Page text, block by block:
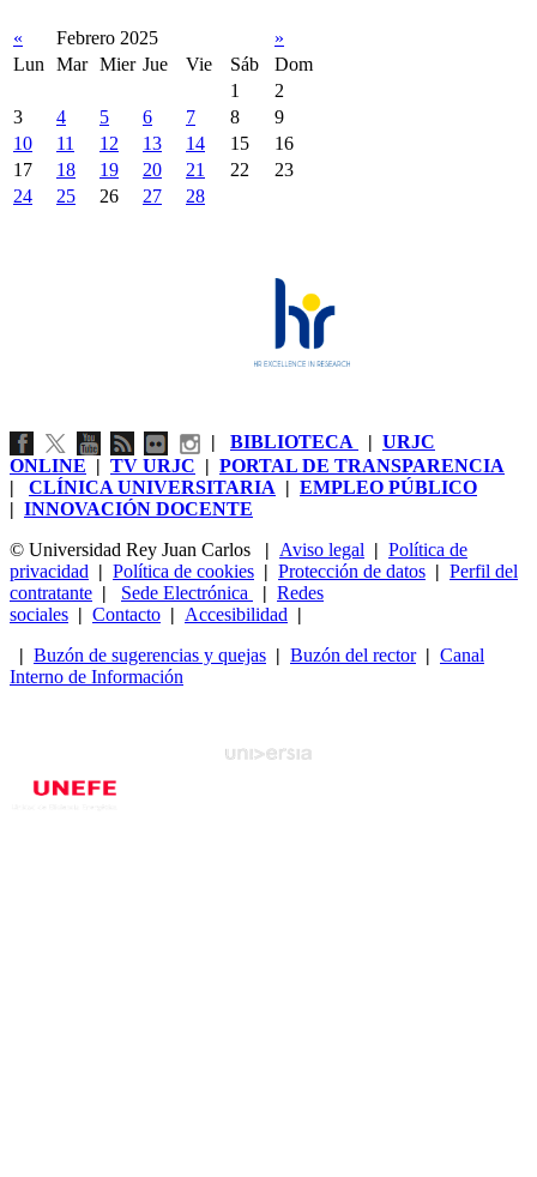
« Febrero 2025
»
Lun
Mar Mier Jue Vie Sáb
Dom
1
2
3
4 5 6 7 8
9
10
11 12 13 14 15
16
17
18 19 20 21 22
23
24
25 26 27 28
| BIBLIOTECA | URJC
ONLINE | TV URJC | PORTAL DE TRANSPARENCIA
| CLÍNICA UNIVERSITARIA | EMPLEO PÚBLICO
| INNOVACIÓN DOCENTE
© Universidad Rey Juan Carlos
| Aviso legal | Política de
privacidad | Política de cookies | Protección de datos | Perfil del
contratante | Sede Electrónica | Redes
sociales | Contacto | Accesibilidad |
| Buzón de sugerencias y quejas | Buzón del rector| Canal
Interno de Información